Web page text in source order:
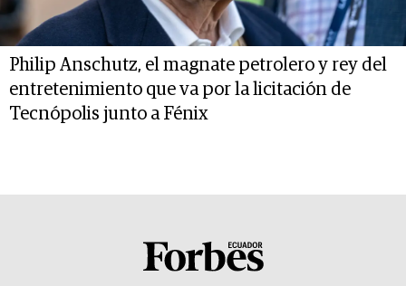
Philip Anschutz, el magnate petrolero y rey del
entretenimiento que va por la licitación de
Tecnópolis junto a Fénix